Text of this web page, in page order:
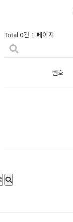
Total 0건 1 페이지
번호